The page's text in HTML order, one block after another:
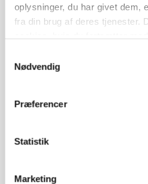
oplysninger, du har givet dem,
fra din brug af deres tjenester.
Nødvendig
Præferencer
Statistik
Marketing
Holland
Høstpres kan sænke